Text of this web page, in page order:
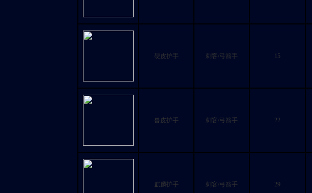
硬皮护手 刺客/弓箭手 15
兽皮护手 刺客/弓箭手 22
麒麟护手 刺客/弓箭手 29